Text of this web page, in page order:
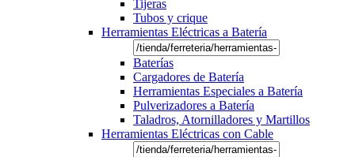
Tijeras
Tubos y crique
Herramientas Eléctricas a Batería
Baterías
Cargadores de Batería
Herramientas Especiales a Batería
Pulverizadores a Batería
Taladros, Atornilladores y Martillos
Herramientas Eléctricas con Cable